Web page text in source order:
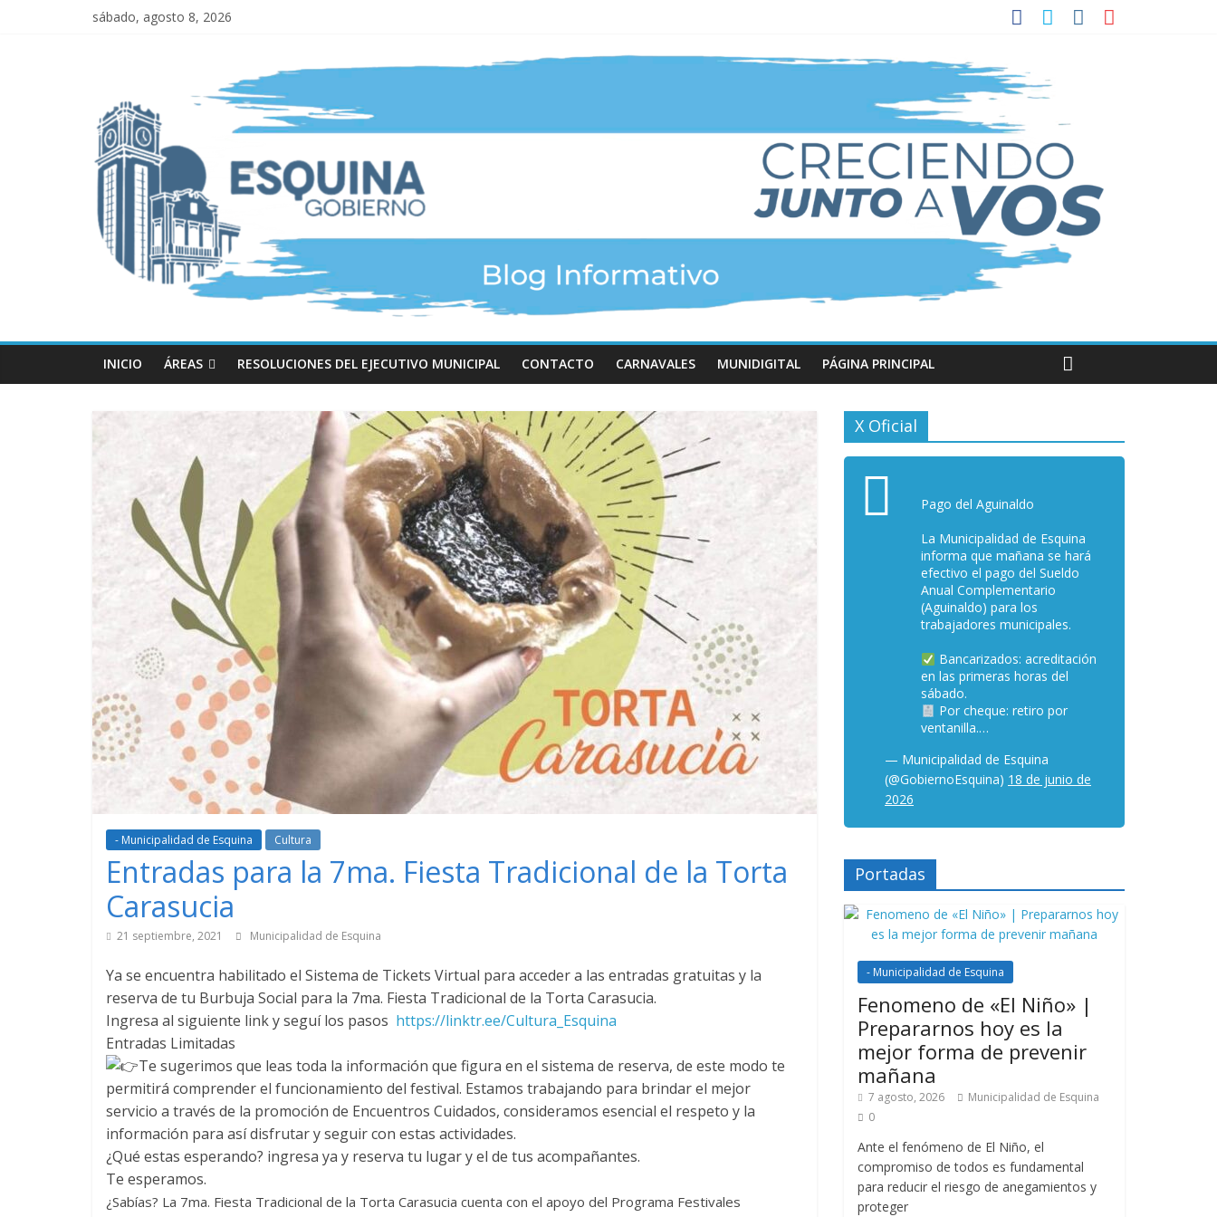
sábado, agosto 8, 2026
INICIO ÁREAS RESOLUCIONES DEL EJECUTIVO MUNICIPAL CONTACTO CARNAVALES MUNIDIGITAL PÁGINA PRINCIPAL
- Municipalidad de Esquina Cultura
Entradas para la 7ma. Fiesta Tradicional de la Torta
Carasucia
21 septiembre, 2021 Municipalidad de Esquina
Ya se encuentra habilitado el Sistema de Tickets Virtual para acceder a las entradas gratuitas y la
reserva de tu Burbuja Social para la 7ma. Fiesta Tradicional de la Torta Carasucia.
Ingresa al siguiente link y seguí los pasos https://linktr.ee/Cultura_Esquina
Entradas Limitadas
Te sugerimos que leas toda la información que figura en el sistema de reserva, de este modo te
permitirá comprender el funcionamiento del festival. Estamos trabajando para brindar el mejor
servicio a través de la promoción de Encuentros Cuidados, consideramos esencial el respeto y la
información para así disfrutar y seguir con estas actividades.
¿Qué estas esperando? ingresa ya y reserva tu lugar y el de tus acompañantes.
Te esperamos.
¿Sabías? La 7ma. Fiesta Tradicional de la Torta Carasucia cuenta con el apoyo del Programa Festivales
X Oficial
Pago del Aguinaldo
La Municipalidad de Esquina
informa que mañana se hará
efectivo el pago del Sueldo
Anual Complementario
(Aguinaldo) para los
trabajadores municipales.
Bancarizados: acreditación
en las primeras horas del
sábado.
Por cheque: retiro por
ventanilla.…
— Municipalidad de Esquina
(@GobiernoEsquina) 18 de junio de
2026
Portadas
- Municipalidad de Esquina
Fenomeno de «El Niño» |
Prepararnos hoy es la
mejor forma de prevenir
mañana
7 agosto, 2026
Municipalidad de Esquina
0
Ante el fenómeno de El Niño, el
compromiso de todos es fundamental
para reducir el riesgo de anegamientos y
proteger